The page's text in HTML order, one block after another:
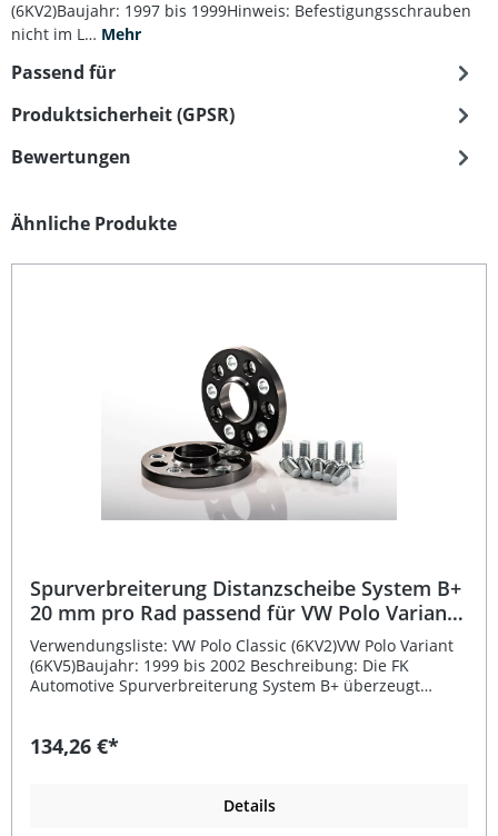
(6KV2)Baujahr: 1997 bis 1999Hinweis: Befestigungsschrauben
nicht im L… Mehr
Passend für
Produktsicherheit (GPSR)
Bewertungen
Produktgalerie überspringen
Ähnliche Produkte
Spurverbreiterung Distanzscheibe System B+
20 mm pro Rad passend für VW Polo Variant
2
Verwendungsliste: VW Polo Classic (6KV2)VW Polo Variant
(6KV5)Baujahr: 1999 bis 2002 Beschreibung: Die FK
Automotive Spurverbreiterung System B+ überzeugt
sorgt mit einer Breite von 20 mm pro Rad (40 mm pro
Aluminium, das auch im Flugzeugbau verwendet wird,
134,26 €*
Details